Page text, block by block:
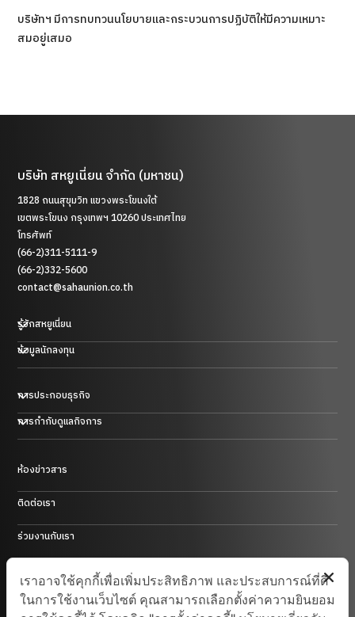
บริษัทฯ มีการทบทวนนโยบายและกระบวนการปฏิบัติให้มีความเหมาะ
สมอยู่เสมอ
บริษัท สหยูเนี่ยน จำกัด (มหาชน)
1828 ถนนสุขุมวิท แขวงพระโขนงใต้
เขตพระโขนง กรุงเทพฯ 10260 ประเทศไทย
โทรศัพท์
(66-2)311-5111-9
(66-2)332-5600
contact@sahaunion.co.th
รู้จักสหยูเนี่ยน
ข้อมูลนักลงทุน
การประกอบธุรกิจ
ธุรกิจพลาสติก ยาง และโลหะ
ธุรกิจการค้า
ธุรกิจพลังงานในประเทศสาธารณรัฐประชาชนจีน
การกำกับดูแลกิจการ
การบริหารความเสี่ยงและการควบคุมภายใน
ห้องข่าวสาร
ติดต่อเรา
ร่วมงานกับเรา
เราอาจใช้คุกกี้เพื่อเพิ่มประสิทธิภาพ และประสบการณ์ที่ดี
ในการใช้งานเว็บไซต์ คุณสามารถเลือกตั้งค่าความยินยอม